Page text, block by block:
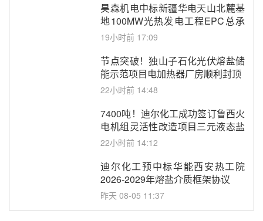
昊森机电中标新疆华电天山北麓基
地100MW光热发电工程EPC总承
包项目熔盐介质超声波流量计采购
19小时前 17:09
节点突破！独山子石化光伏熔盐储
能示范项目电加热器厂房顺利封顶
22小时前 14:48
7400吨！迪尔化工成功签订鲁西火
电机组灵活性改造项目三元液态盐
采购合同
22小时前 14:12
迪尔化工预中标华能西安热工院
2026-2029年熔盐介质框架协议
昨天 08-05 11:37